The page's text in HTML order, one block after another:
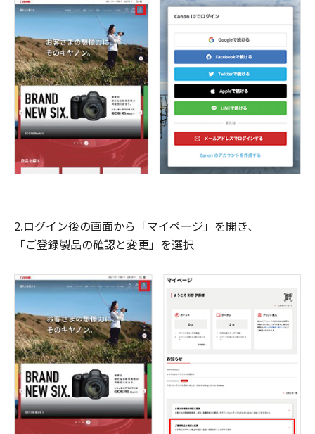
2.ログイン後の画面から「マイページ」を開き、
「ご登録製品の確認と変更」を選択